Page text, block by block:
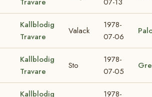
Kallblodig
Travare
Valack
1978-
07-06
Kallblodig
Travare
Sto
1978-
07-05
Kallblodig 1978-